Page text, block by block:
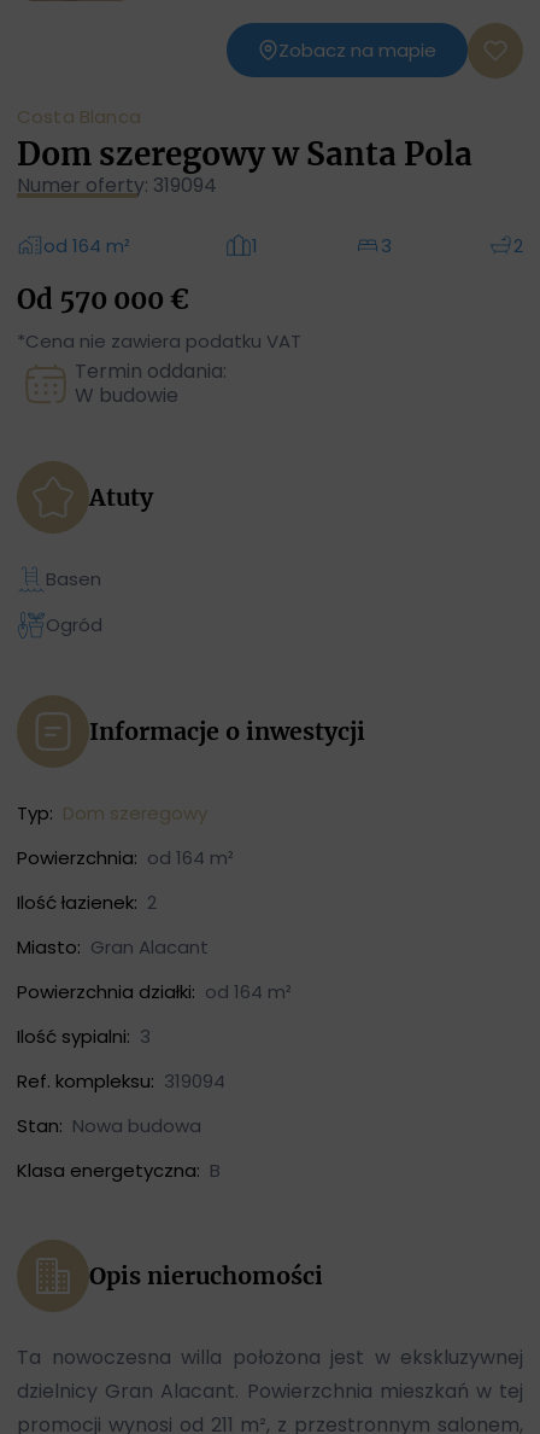
Zobacz na mapie
Costa Blanca
Dom szeregowy w Santa Pola
Numer oferty: 319094
od 164 m² 1 3 2
Od 570 000 €
*Cena nie zawiera podatku VAT
Termin oddania:
W budowie
Atuty
Basen
Ogród
Informacje o inwestycji
Typ: Dom szeregowy
Powierzchnia: od 164 m²
Ilość łazienek: 2
Miasto: Gran Alacant
Powierzchnia działki: od 164 m²
Ilość sypialni: 3
Ref. kompleksu: 319094
Stan: Nowa budowa
Klasa energetyczna: B
Opis nieruchomości
Ta nowoczesna willa położona jest w ekskluzywnej
dzielnicy Gran Alacant. Powierzchnia mieszkań w tej
promocji wynosi od 211 m², z przestronnym salonem,